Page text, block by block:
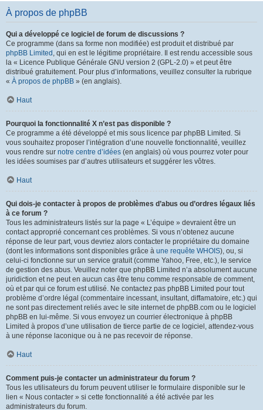
À propos de phpBB
Qui a développé ce logiciel de forum de discussions ?
Ce programme (dans sa forme non modifiée) est produit et distribué par
phpBB Limited , qui en est le légitime propriétaire. Il est rendu accessible sous
la « Licence Publique Générale GNU version 2 (GPL-2.0) » et peut être
distribué gratuitement. Pour plus d’informations, veuillez consulter la rubrique
« À propos de phpBB » (en anglais).
Haut
Pourquoi la fonctionnalité X n’est pas disponible ?
Ce programme a été développé et mis sous licence par phpBB Limited. Si
vous souhaitez proposer l’intégration d’une nouvelle fonctionnalité, veuillez
vous rendre sur notre centre d’idées (en anglais) où vous pourrez voter pour
les idées soumises par d’autres utilisateurs et suggérer les vôtres.
Haut
Qui dois-je contacter à propos de problèmes d’abus ou d’ordres légaux liés
à ce forum ?
Tous les administrateurs listés sur la page « L’équipe » devraient être un
contact approprié concernant ces problèmes. Si vous n’obtenez aucune
réponse de leur part, vous devriez alors contacter le propriétaire du domaine
(dont les informations sont disponibles grâce à une requête WHOIS), ou, si
celui-ci fonctionne sur un service gratuit (comme Yahoo, Free, etc.), le service
de gestion des abus. Veuillez noter que phpBB Limited n’a absolument aucune
juridiction et ne peut en aucun cas être tenu comme responsable de comment,
où et par qui ce forum est utilisé. Ne contactez pas phpBB Limited pour tout
problème d’ordre légal (commentaire incessant, insultant, diffamatoire, etc.) qui
ne sont pas directement reliés avec le site internet de phpBB.com ou le logiciel
phpBB en lui-même. Si vous envoyez un courrier électronique à phpBB
Limited à propos d’une utilisation de tierce partie de ce logiciel, attendez-vous
à une réponse laconique ou à ne pas recevoir de réponse.
Haut
Comment puis-je contacter un administrateur du forum ?
Tous les utilisateurs du forum peuvent utiliser le formulaire disponible sur le
lien « Nous contacter » si cette fonctionnalité a été activée par les
administrateurs du forum.